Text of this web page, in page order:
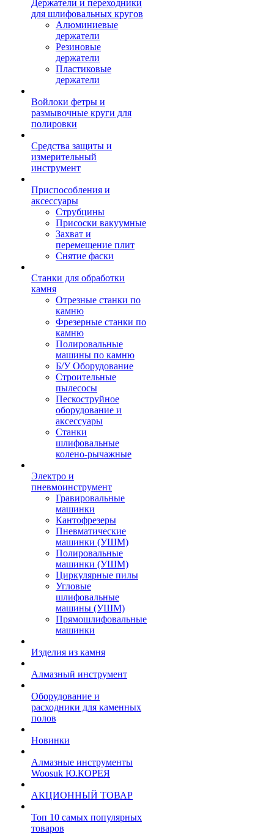
Держатели и переходники
для шлифовальных кругов
Алюминиевые
держатели
Резиновые
держатели
Пластиковые
держатели
Войлоки фетры и
размывочные круги для
полировки
Средства защиты и
измерительный
инструмент
Приспособления и
аксессуары
Струбцины
Присоски вакуумные
Захват и
перемещение плит
Снятие фаски
Станки для обработки
камня
Отрезные станки по
камню
Фрезерные станки по
камню
Полировальные
машины по камню
Б/У Оборудование
Строительные
пылесосы
Пескоструйное
оборудование и
аксессуары
Станки
шлифовальные
колено-рычажные
Электро и
пневмоинструмент
Гравировальные
машинки
Кантофрезеры
Пневматические
машинки (УШМ)
Полировальные
машинки (УШМ)
Циркулярные пилы
Угловые
шлифовальные
машины (УШМ)
Прямошлифовальные
машинки
Изделия из камня
Алмазный инструмент
Оборудование и
расходники для каменных
полов
Новинки
Алмазные инструменты
Woosuk Ю.КОРЕЯ
АКЦИОННЫЙ ТОВАР
Топ 10 самых популярных
товаров